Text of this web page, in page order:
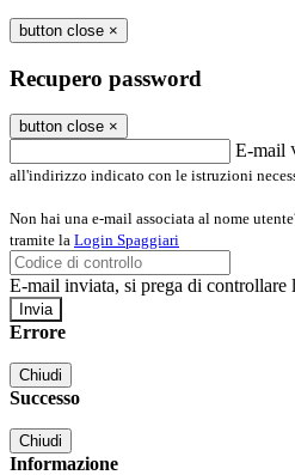
button close ×
Recupero password
button close ×
E-mail
all'indirizzo indicato con le istruzioni
Non hai una e-mail associata al nome
tramite la Login Spaggiari
E-mail inviata, si prega di controllare
Errore
Chiudi
Successo
Chiudi
Informazione